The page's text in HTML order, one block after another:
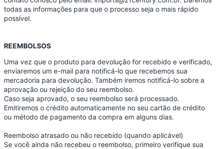
todas as informações para que o processo seja o mais rápido
possível.
REEMBOLSOS
Uma vez que o produto para devolução for recebido e verificado,
enviaremos um e-mail para notificá-lo que recebemos sua
mercadoria para devolução. Também iremos notificá-lo sobre a
aprovação ou rejeição do seu reembolso.
Caso seja aprovado, o seu reembolso será processado.
Emitiremos o crédito automaticamente no seu cartão de crédito
ou método de pagamento da compra em alguns dias.
Reembolso atrasado ou não recebido (quando aplicável)
Se você ainda não recebeu o reembolso, primeiro verifique sua